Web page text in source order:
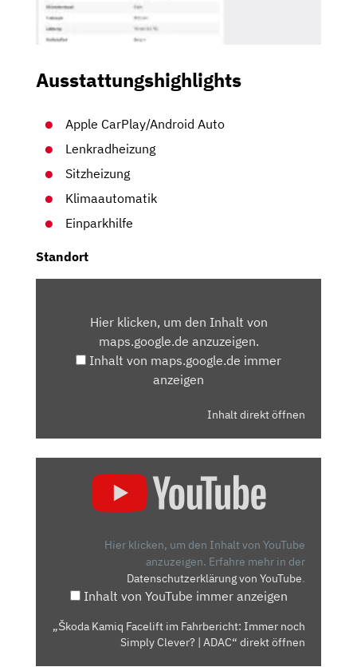
Ausstattungshighlights
Apple CarPlay/Android Auto
Lenkradheizung
Sitzheizung
Klimaautomatik
Einparkhilfe
Standort
MAPS.GOOGLE.DEHier klicken, um den Inhalt von
maps.google.de anzuzeigen.
Inhalt von maps.google.de immer
anzeigen
Inhalt direkt öffnen
FAHRBERICHT:
SIMPLY
CLEVER?
Hier klicken, um den Inhalt von YouTube
anzuzeigen. Erfahre mehr in der
Datenschutzerklärung von YouTube.
Inhalt von YouTube immer anzeigen
„Škoda Kamiq Facelift im Fahrbericht: Immer noch
Simply Clever? | ADAC“ direkt öffnen